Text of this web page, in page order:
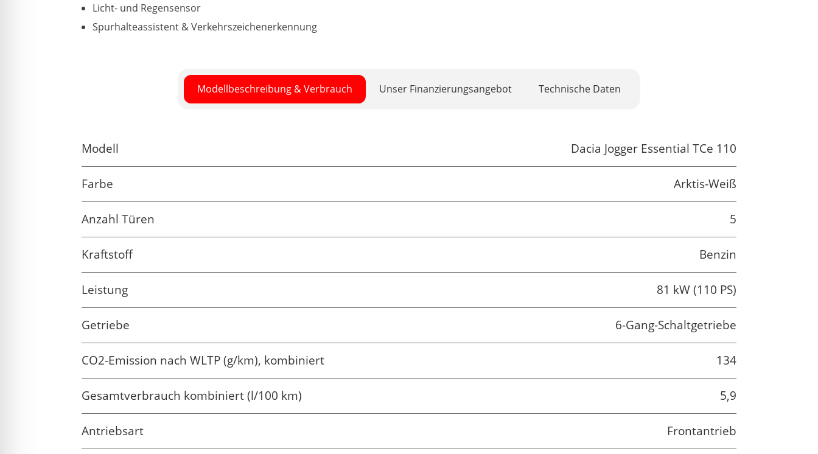
Licht- und Regensensor
Spurhalteassistent & Verkehrszeichenerkennung
Modellbeschreibung & Verbrauch Unser Finanzierungsangebot Technische Daten
Modell Dacia Jogger Essential TCe 110
Farbe Arktis-Weiß
Anzahl Türen 5
Kraftstoff Benzin
Leistung 81 kW (110 PS)
Getriebe 6-Gang-Schaltgetriebe
CO2-Emission nach WLTP (g/km), kombiniert 134
Gesamtverbrauch kombiniert (l/100 km) 5,9
Antriebsart Frontantrieb